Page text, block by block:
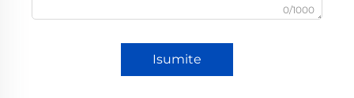
0/1000
Isumite